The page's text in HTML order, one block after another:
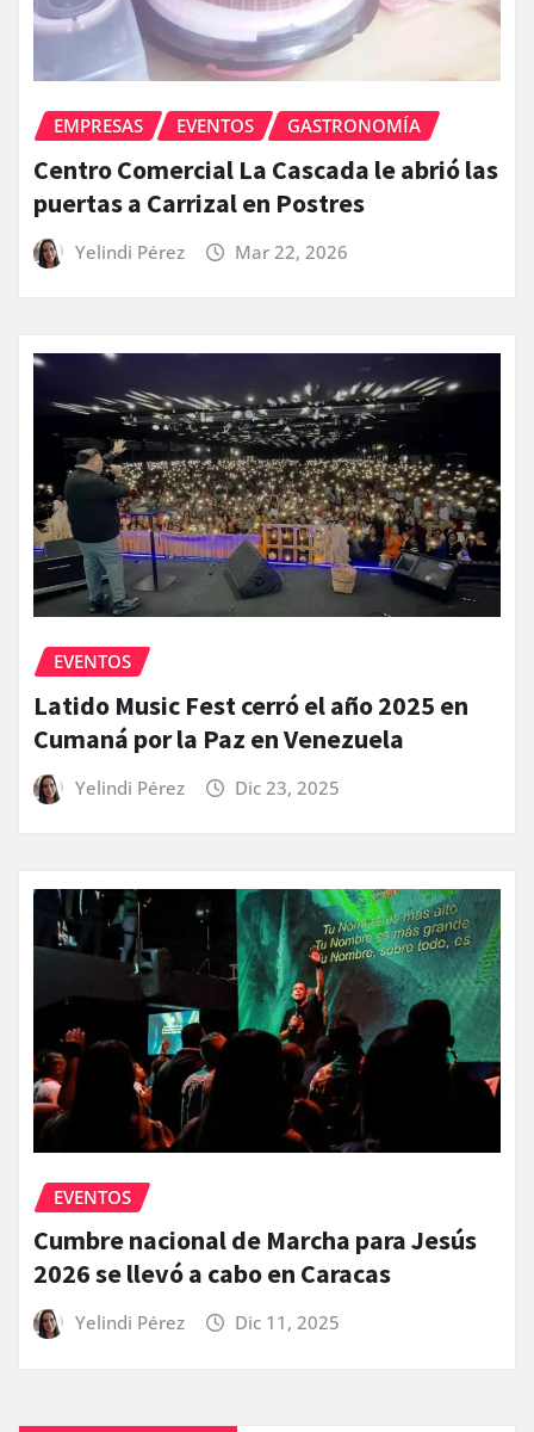
EMPRESAS EVENTOS GASTRONOMÍA
Centro Comercial La Cascada le abrió las
puertas a Carrizal en Postres
Yelindi Pérez Mar 22, 2026
EVENTOS
Latido Music Fest cerró el año 2025 en
Cumaná por la Paz en Venezuela
Yelindi Pérez Dic 23, 2025
EVENTOS
Cumbre nacional de Marcha para Jesús
2026 se llevó a cabo en Caracas
Yelindi Pérez Dic 11, 2025